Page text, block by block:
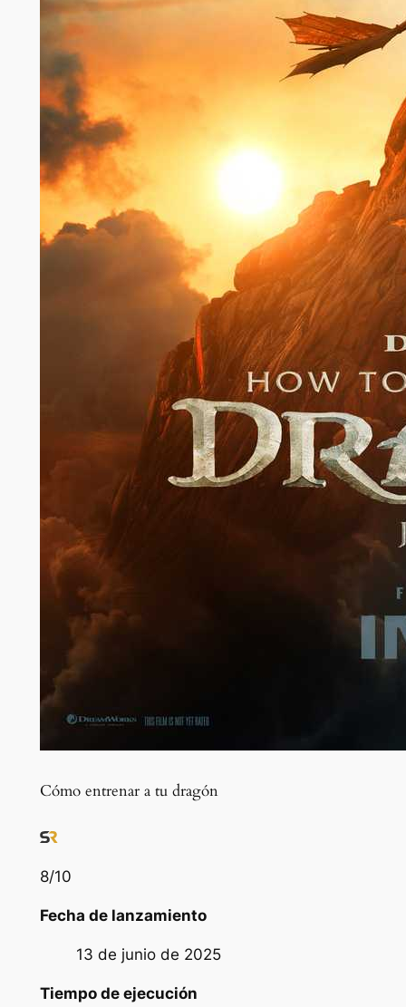
Cómo entrenar a tu dragón
8/10
Fecha de lanzamiento
13 de junio de 2025
Tiempo de ejecución